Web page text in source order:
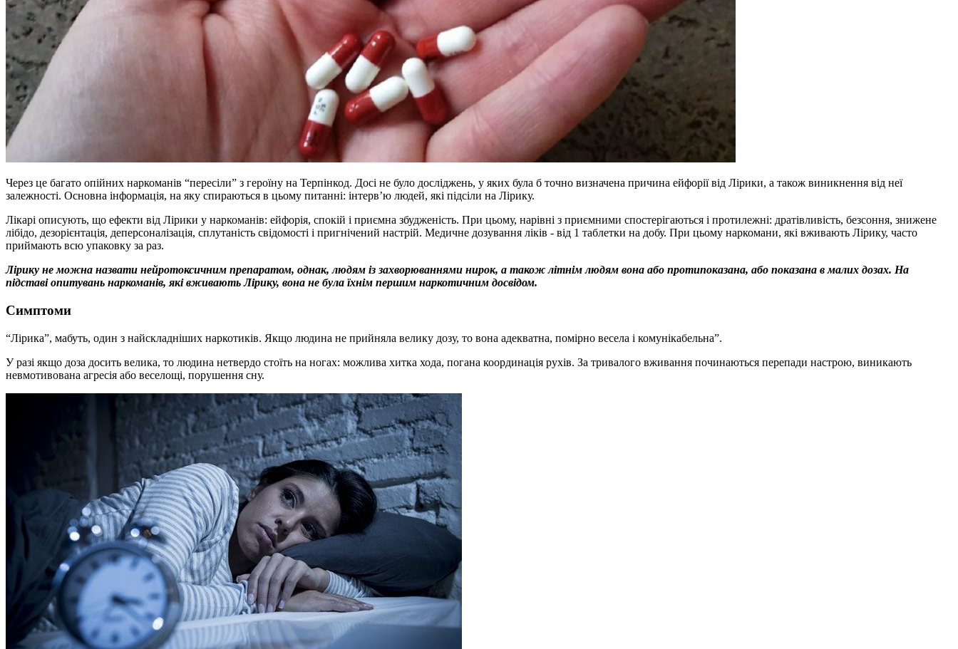
Через це багато опійних наркоманів “пересіли” з героїну на Терпінкод. Досі не було досліджень, у яких була б точно визначена причина ейфорії від Лірики, а також виникнення від неї
залежності. Основна інформація, на яку спираються в цьому питанні: інтерв’ю людей, які підсіли на Лірику.
Лікарі описують, що ефекти від Лірики у наркоманів: ейфорія, спокій і приємна збудженість. При цьому, нарівні з приємними спостерігаються і протилежні: дратівливість, безсоння, знижене
лібідо, дезорієнтація, деперсоналізація, сплутаність свідомості і пригнічений настрій. Медичне дозування ліків - від 1 таблетки на добу. При цьому наркомани, які вживають Лірику, часто
приймають всю упаковку за раз.
Лірику не можна назвати нейротоксичним препаратом, однак, людям із захворюваннями нирок, а також літнім людям вона або протипоказана, або показана в малих дозах. На
підставі опитувань наркоманів, які вживають Лірику, вона не була їхнім першим наркотичним досвідом.
Симптоми
“Лірика”, мабуть, один з найскладніших наркотиків. Якщо людина не прийняла велику дозу, то вона адекватна, помірно весела і комунікабельна”.
У разі якщо доза досить велика, то людина нетвердо стоїть на ногах: можлива хитка хода, погана координація рухів. За тривалого вживання починаються перепади настрою, виникають
невмотивована агресія або веселощі, порушення сну.